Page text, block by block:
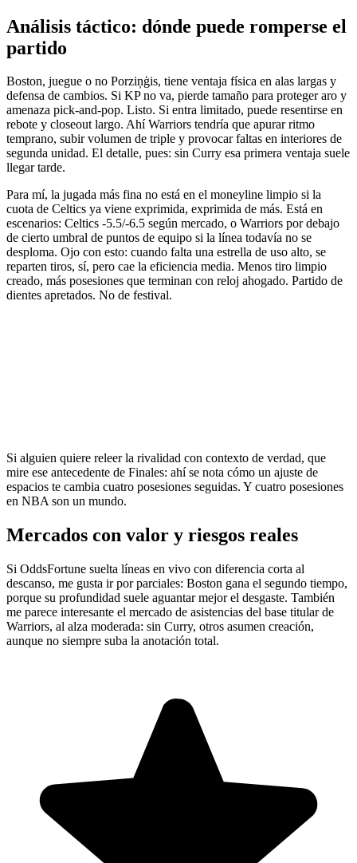
Análisis táctico: dónde puede romperse el
partido
Boston, juegue o no Porziņģis, tiene ventaja física en alas largas y
defensa de cambios. Si KP no va, pierde tamaño para proteger aro y
amenaza pick-and-pop. Listo. Si entra limitado, puede resentirse en
rebote y closeout largo. Ahí Warriors tendría que apurar ritmo
temprano, subir volumen de triple y provocar faltas en interiores de
segunda unidad. El detalle, pues: sin Curry esa primera ventaja suele
llegar tarde.
Para mí, la jugada más fina no está en el moneyline limpio si la
cuota de Celtics ya viene exprimida, exprimida de más. Está en
escenarios: Celtics -5.5/-6.5 según mercado, o Warriors por debajo
de cierto umbral de puntos de equipo si la línea todavía no se
desploma. Ojo con esto: cuando falta una estrella de uso alto, se
reparten tiros, sí, pero cae la eficiencia media. Menos tiro limpio
creado, más posesiones que terminan con reloj ahogado. Partido de
dientes apretados. No de festival.
Si alguien quiere releer la rivalidad con contexto de verdad, que
mire ese antecedente de Finales: ahí se nota cómo un ajuste de
espacios te cambia cuatro posesiones seguidas. Y cuatro posesiones
en NBA son un mundo.
Mercados con valor y riesgos reales
Si OddsFortune suelta líneas en vivo con diferencia corta al
descanso, me gusta ir por parciales: Boston gana el segundo tiempo,
porque su profundidad suele aguantar mejor el desgaste. También
me parece interesante el mercado de asistencias del base titular de
Warriors, al alza moderada: sin Curry, otros asumen creación,
aunque no siempre suba la anotación total.